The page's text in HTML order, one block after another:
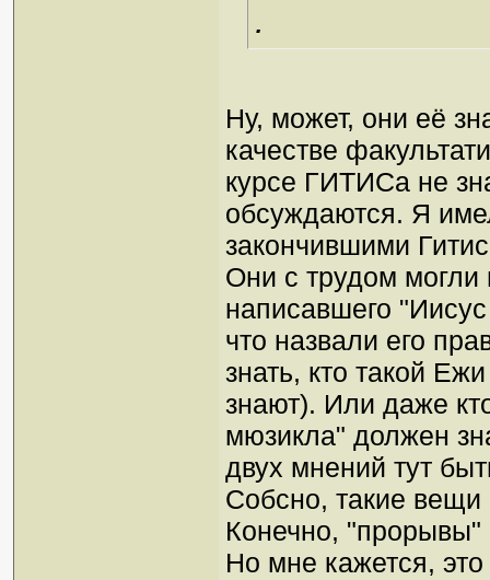
.
Ну, может, они её
качестве
курсе ГИТИСа не
обсуждаются. Я
закончившими
Они с трудом могли
написавшего
что назвали его
знать, кто такой
знают). Или даже
мюзикла" должен
двух мнений тут
Собсно, такие вещи
Конечно, "прорывы"
Но мне кажется,